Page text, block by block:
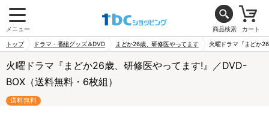
メニュー 商品検索 カート
トップ ドラマ・番組グッズ＆DVD まどか26歳、研修医やってます 火曜ドラマ『まどか
火曜ドラマ『まどか26歳、研修医やってます!』／DVD-
BOX（送料無料・6枚組）
送料無料